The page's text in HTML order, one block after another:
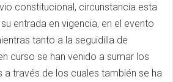
constitucional, circunstancia esta
entrada en vigencia, en el evento
tanto a la seguidilla de
curso se han venido a sumar los
a través de los cuales también se ha